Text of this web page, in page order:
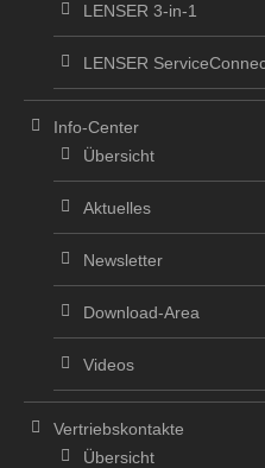
LENSER 3-in-1
LENSER
Info-Center
Übersicht
Aktuelles
Newsletter
Download-Area
Videos
Vertriebskontakte
Übersicht